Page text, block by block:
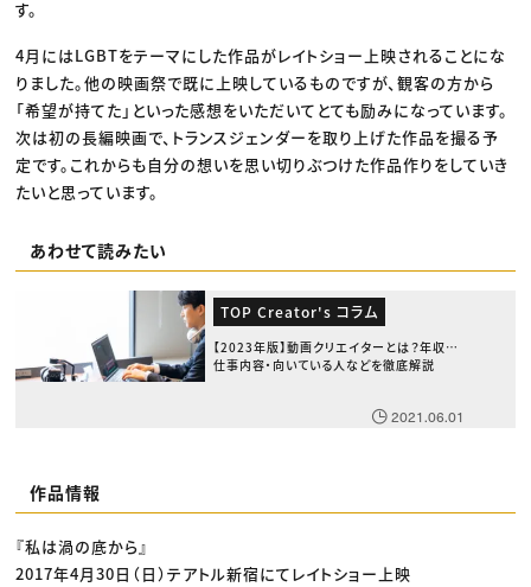
す。
4月にはLGBTをテーマにした作品がレイトショー上映されることにな
りました。他の映画祭で既に上映しているものですが、観客の方から
「希望が持てた」といった感想をいただいてとても励みになっています。
次は初の長編映画で、トランスジェンダーを取り上げた作品を撮る予
定です。これからも自分の想いを思い切りぶつけた作品作りをしていき
たいと思っています。
あわせて読みたい
TOP Creator's コラム
【2023年版】動画クリエイターとは？年収・
仕事内容・向いている人などを徹底解説
2021.06.01
作品情報
『私は渦の底から』
2017年4月30日（日）テアトル新宿にてレイトショー上映